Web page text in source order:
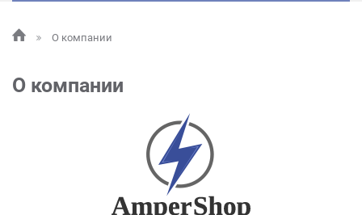
О компании
О компании